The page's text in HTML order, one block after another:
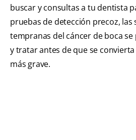
buscar y consultas a tu dentista
pruebas de detección precoz, las
tempranas del cáncer de boca
y tratar antes de que se
más grave.